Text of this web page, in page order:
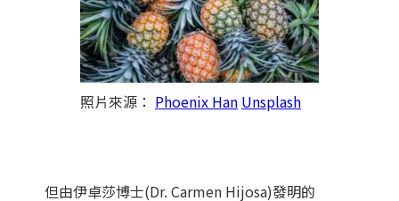
照片來源： Phoenix Han Unsplash
但由伊卓莎博士(Dr. Carmen Hijosa)發明的